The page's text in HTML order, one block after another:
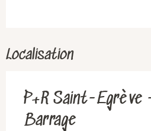
Localisation
P+R Saint-Egrève
Barrage